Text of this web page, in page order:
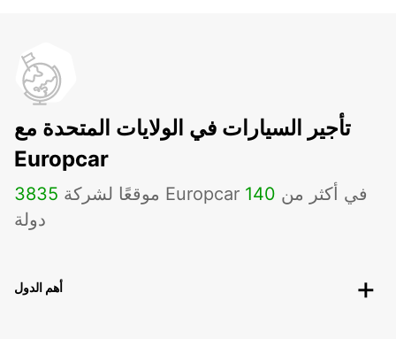
تأجير السيارات في الولايات المتحدة مع
Europcar
3835 موقعًا لشركة Europcar في أكثر من 140
دولة
أهم الدول